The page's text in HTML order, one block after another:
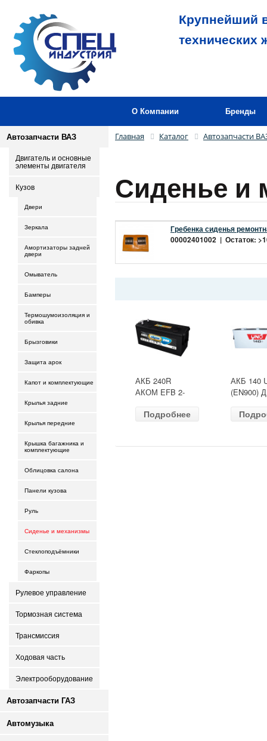
Крупнейший
технических
О Компании Бренды
Автозапчасти ВАЗ
Двигатель и основные
элементы двигателя
Кузов
Двери
Зеркала
Амортизаторы задней
двери
Омыватель
Бамперы
Термошумоизоляция и
обивка
Брызговики
Защита арок
Капот и комплектующие
Крылья задние
Крылья передние
Крышка багажника и
комплектующие
Облицовка салона
Панели кузова
Руль
Сиденье и механизмы
Стеклоподъёмники
Фаркопы
Рулевое управление
Тормозная система
Трансмиссия
Ходовая часть
Электрооборудование
Автозапчасти ГАЗ
Автомузыка
Главная Каталог Автозапчасти
Сиденье и
Гребенка сиденья
00002401002 | Остаток:
АКБ 240R
АКОМ EFB 2-
(EN1500) ДШВ
Подробнее
АКБ 140
(EN900)
залит